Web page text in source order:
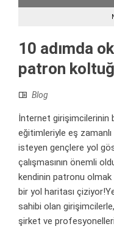
10 adımda
patron
Blog
İnternet girişimcilerinin
eğitimleriyle eş
isteyen gençlere yol
çalışmasının önemli
kendinin patronu olmak
bir yol haritası
sahibi olan
şirket ve